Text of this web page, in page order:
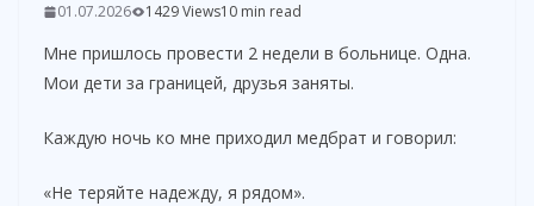
01.07.2026 1429 Views10 min read
Мне пришлось провести 2 недели в больнице. Одна.
Мои дети за границей, друзья заняты.
Каждую ночь ко мне приходил медбрат и говорил:
«Не теряйте надежду, я рядом».